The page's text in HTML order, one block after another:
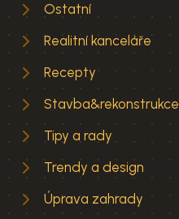
Ostatní
Realitní kanceláře
Recepty
Stavba&rekonstrukce
Tipy a rady
Trendy a design
Úprava zahrady